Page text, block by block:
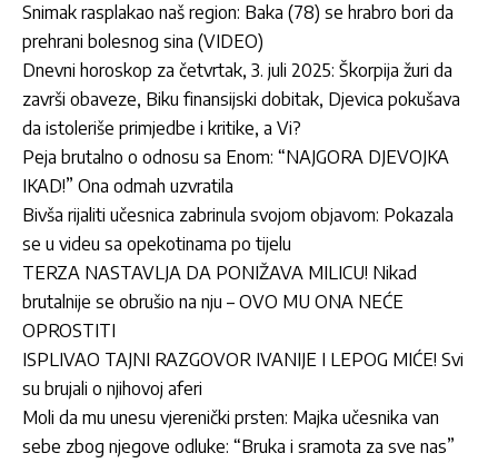
Snimak rasplakao naš region: Baka (78) se hrabro bori da
prehrani bolesnog sina (VIDEO)
Dnevni horoskop za četvrtak, 3. juli 2025: Škorpija žuri da
završi obaveze, Biku finansijski dobitak, Djevica pokušava
da istoleriše primjedbe i kritike, a Vi?
Peja brutalno o odnosu sa Enom: “NAJGORA DJEVOJKA
IKAD!” Ona odmah uzvratila
Bivša rijaliti učesnica zabrinula svojom objavom: Pokazala
se u videu sa opekotinama po tijelu
TERZA NASTAVLJA DA PONIŽAVA MILICU! Nikad
brutalnije se obrušio na nju – OVO MU ONA NEĆE
OPROSTITI
ISPLIVAO TAJNI RAZGOVOR IVANIJE I LEPOG MIĆE! Svi
su brujali o njihovoj aferi
Moli da mu unesu vjerenički prsten: Majka učesnika van
sebe zbog njegove odluke: “Bruka i sramota za sve nas”